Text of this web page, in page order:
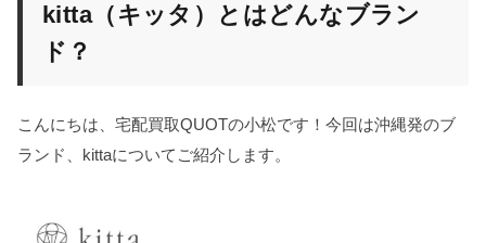
kitta（キッタ）とはどんなブラン
ド？
こんにちは、宅配買取QUOTの小松です！今回は沖縄発のブ
ランド、kittaについてご紹介します。